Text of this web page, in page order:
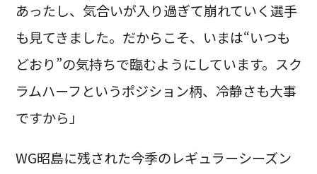
あったし、気合いが入り過ぎて崩れていく選手
も見てきました。だからこそ、いまは“いつも
どおり”の気持ちで臨むようにしています。スク
ラムハーフというポジション柄、冷静さも大事
ですから」
WG昭島に残された今季のレギュラーシーズン